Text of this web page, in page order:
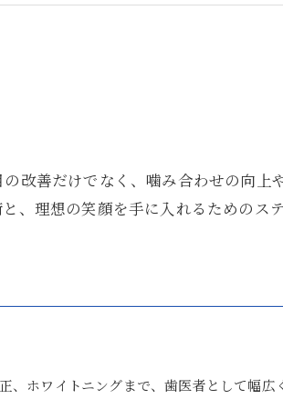
改善だけでなく、噛み合わせの向上
、理想の笑顔を手に入れるためのス
ホワイトニングまで、歯医者として幅広